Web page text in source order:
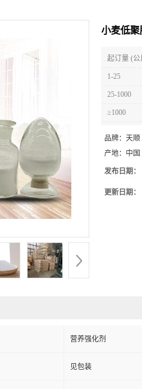
小麦低聚
起订量 (公
1-25
25-1000
≥1000
品牌： 天顺
产地： 中国
发布日期：
更新日期：
营养强化剂
见包装